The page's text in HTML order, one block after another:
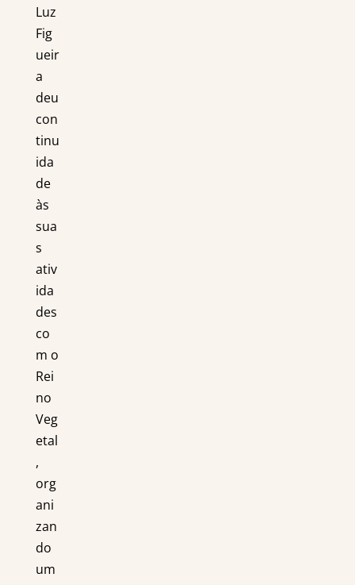
Luz
Fig
ueir
a
deu
con
tinu
ida
de
às
sua
s
ativ
ida
des
co
m o
Rei
no
Veg
etal
,
org
ani
zan
do
um